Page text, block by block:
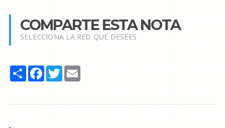
COMPARTE ESTA NOTA
SELECCIONA LA RED QUE DESEES
Share Facebook
TwitterEmail